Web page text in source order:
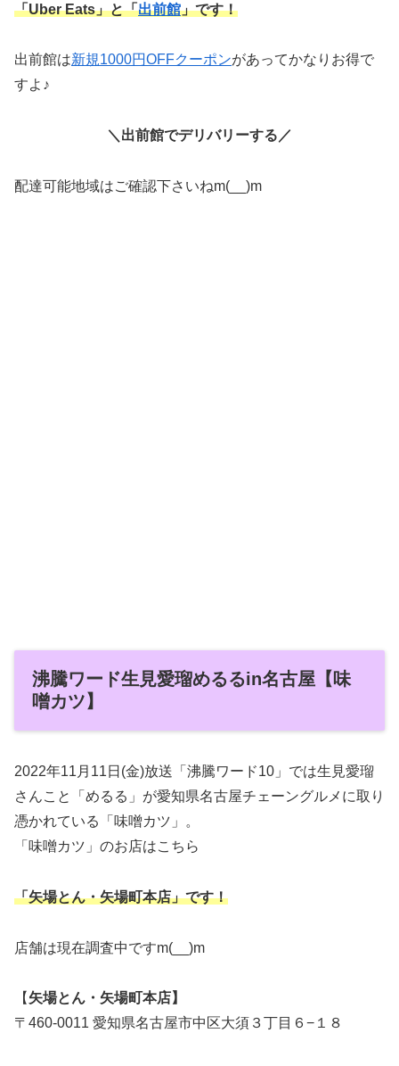
「Uber Eats」と「出前館」です！
出前館は新規1000円OFFクーポンがあってかなりお得で
すよ♪
＼出前館でデリバリーする／
配達可能地域はご確認下さいねm(__)m
沸騰ワード生見愛瑠めるるin名古屋【味
噌カツ】
2022年11月11日(金)放送「沸騰ワード10」では生見愛瑠
さんこと「めるる」が愛知県名古屋チェーングルメに取り
憑かれている「味噌カツ」。
「味噌カツ」のお店はこちら
「矢場とん・矢場町本店」です！
店舗は現在調査中ですm(__)m
【 矢場とん・矢場町本店】
〒460-0011 愛知県名古屋市中区大須３丁目６−１８